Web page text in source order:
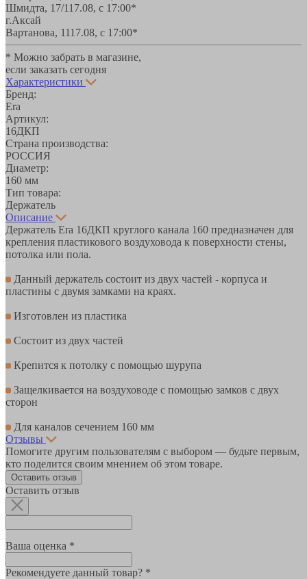
Шмидта, 17/117.08, с 17:00*
г.Аксай
Вартанова, 1117.08, с 17:00*
* Можно забрать в магазине,
если заказать сегодня
Характеристики
Бренд:
Era
Артикул:
16ДКП
Страна производства:
РОССИЯ
Диаметр:
160 мм
Тип товара:
Держатель
Описание
Держатель Era 16ДКП круглого канала 160 предназначен для
крепления пластикового воздуховода к поверхности стены,
потолка или пола.
Данный держатель состоит из двух частей - корпуса и
пластины с двумя замками на краях.
Изготовлен из пластика
Состоит из двух частей
Крепится к потолку с помощью шурупа
Защелкивается на воздуховоде с помощью замков с двух
сторон
Для каналов сечением 160 мм
Отзывы
Помогите другим пользователям с выбором — будьте первым,
кто поделится своим мнением об этом товаре.
Оставить отзыв
Оставить отзыв
Ваша оценка *
Рекомендуете данный товар? *